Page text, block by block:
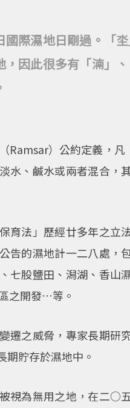
國際濕地日剛過。「
，因此很多有「湳」
Ramsar）公約定義，
水、鹹水或兩者混合，
育法」歷經廿多年之
告的濕地計一二八處，
七股鹽田、潟湖、香山
之開發…等。
遷之威脅，專家長期研
期貯存於濕地中。
視為無用之地，在二○